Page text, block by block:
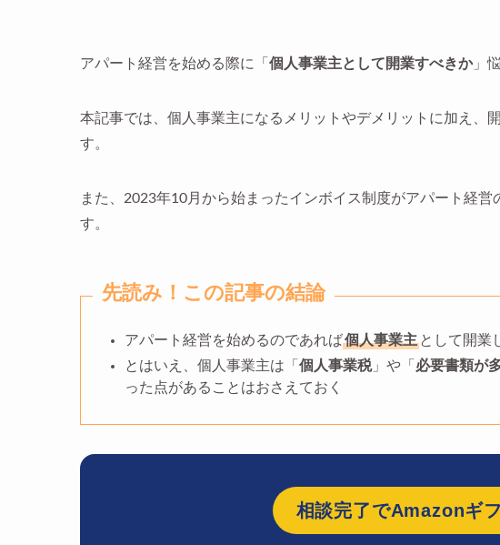
アパート経営を始める際に「 個人事業主として開業すべきか」
本記事では、個人事業主になるメリットやデメリットに加え、
す。
また、2023年10月から始まったインボイス制度がアパート経
す。
先読み！この記事の結論
アパート経営を始めるのであれば個人事業主 として開業
とはいえ、個人事業主は「 個人事業税」や「 必要書類が
った点があることはおさえておく
相談完了でAmazonギ